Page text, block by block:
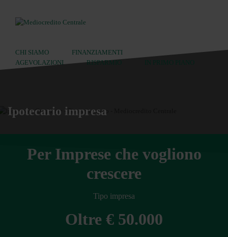
CHI SIAMO
FINANZIAMENTI
AGEVOLAZIONI
RISPARMIO IN PRIMO PIANO
Ricerca:
Ipotecario impresa
Per Imprese che vogliono
crescere
Tipo impresa
Oltre € 50.000